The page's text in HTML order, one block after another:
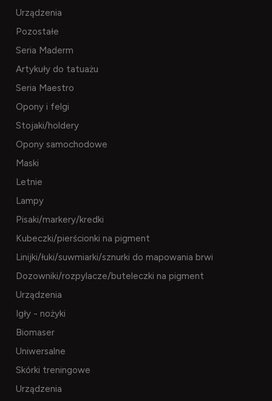
Urządzenia
Pozostałe
Seria Maderm
Artykuły do tatuażu
Seria Maestro
Opony i felgi
Stojaki/holdery
Opony samochodowe
Maski
Letnie
Lampy
Pisaki/markery/kredki
Kubeczki/pierścionki na pigment
Linijki/łuki/suwmiarki/sznurki do mapowania brwi
Dozowniki/rozpylacze/buteleczki na pigment
Urządzenia
Igły - nożyki
Biomaser
Uniwersalne
Skórki treningowe
Urządzenia